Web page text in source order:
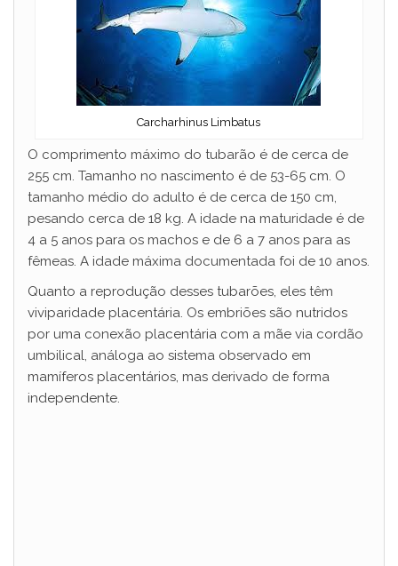
Carcharhinus Limbatus
O comprimento máximo do tubarão é de cerca de
255 cm. Tamanho no nascimento é de 53-65 cm. O
tamanho médio do adulto é de cerca de 150 cm,
pesando cerca de 18 kg. A idade na maturidade é de
4 a 5 anos para os machos e de 6 a 7 anos para as
fêmeas. A idade máxima documentada foi de 10 anos.
Quanto a reprodução desses tubarões, eles têm
viviparidade placentária. Os embriões são nutridos
por uma conexão placentária com a mãe via cordão
umbilical, análoga ao sistema observado em
mamíferos placentários, mas derivado de forma
independente.